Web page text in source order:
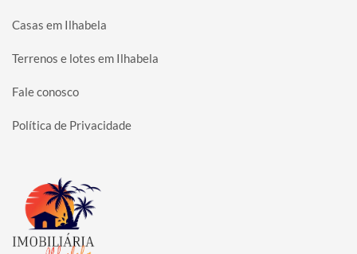
Casas em Ilhabela
Terrenos e lotes em Ilhabela
Fale conosco
Política de Privacidade
Página inicial